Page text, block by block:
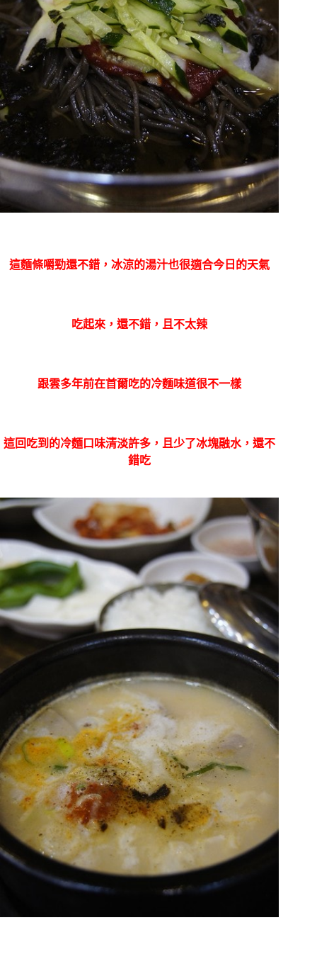
這麵條嚼勁還不錯，冰涼的湯汁也很適合今日的天氣
吃起來，還不錯，且不太辣
跟雲多年前在首爾吃的冷麵味道很不一樣
這回吃到的冷麵口味清淡許多，且少了冰塊融水，還不
錯吃